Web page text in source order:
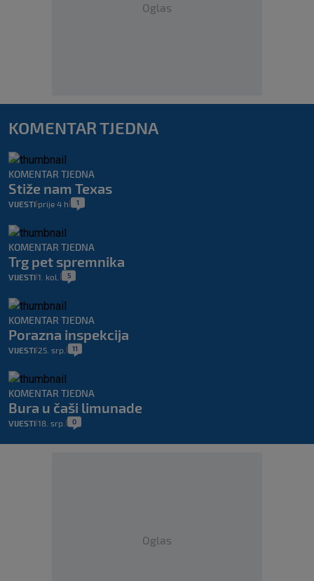
Oglas
KOMENTAR TJEDNA
KOMENTAR TJEDNA
Stiže nam Texas
VIJESTI prije 4 h 1
KOMENTAR TJEDNA
Trg pet spremnika
VIJESTI 1. kol. 5
KOMENTAR TJEDNA
Porazna inspekcija
VIJESTI 25. srp. 11
KOMENTAR TJEDNA
Bura u čaši limunade
VIJESTI 18. srp. 0
Oglas